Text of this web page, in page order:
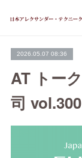
2026.05.07 08:36
AT トー
司 vol.300